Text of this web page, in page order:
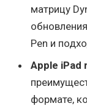
матрицу
Pen и
Apple iPad
формате,